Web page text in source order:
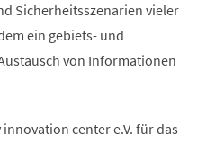
Sicherheitsszenarien vieler
ein gebiets- und
von Informationen
innovation center e.V. für das